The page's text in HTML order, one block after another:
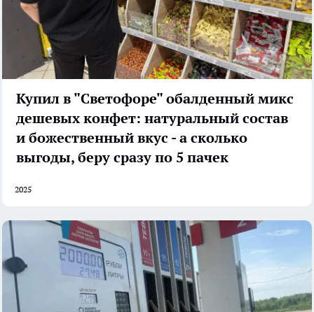
Купил в "Светофоре" обалденный микс
дешевых конфет: натуральный состав
и божественный вкус - а сколько
выгоды, беру сразу по 5 пачек
2025